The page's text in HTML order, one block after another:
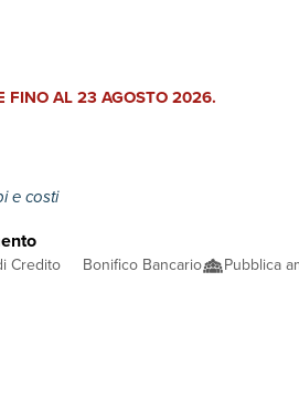
FINO AL 23 AGOSTO 2026.
e costi
Credito Bonifico Bancario Pubblica